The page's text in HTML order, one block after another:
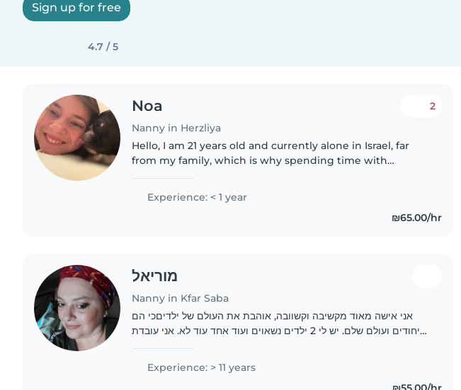
Sign up for free
4.7 / 5
Noa
Nanny in Herzliya
2
Hello, I am 21 years old and currently alone in Israel, far
from my family, which is why spending time with
comes from the heart,..
Experience: < 1 year
₪65.00/hr
מוריאל
Nanny in Kfar Saba
אני אישה מאוד מקשיבה וקשוובה, אוהבת את העולם של ילדיםכי הם
יחודים ועולם שלם. יש לי 2 ילדים נשאוים ועוד אחד עוד לא. אני עובדת
Experience: > 11 years